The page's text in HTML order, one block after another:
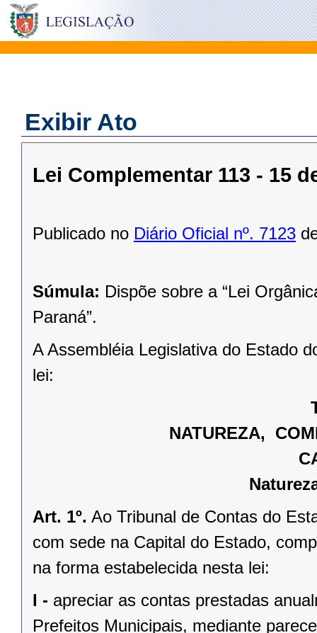
Exibir Ato
Lei Complementar 113 - 15
Publicado no Diário Oficial nº. 7123
Súmula: Dispõe sobre a “Lei
Paraná”.
A Assembléia Legislativa do Estado
lei:
NATUREZA,
Art. 1º. Ao Tribunal de Contas do
com sede na Capital do Estado,
na forma estabelecida nesta lei:
I - apreciar as contas prestadas
Prefeitos Municipais, mediante